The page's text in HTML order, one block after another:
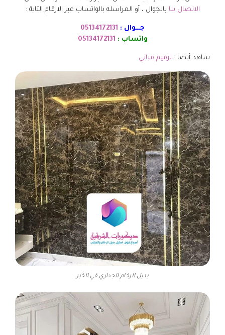
الاتصال بنا بالجوال ، أو المراسله بالواتساب عبر الارقام التاية :
جـــوال : 05134172131
واتساب : 05134172131
شاهد أيضا : ترميم مباني
بديل الرخام الجداري في الخبر